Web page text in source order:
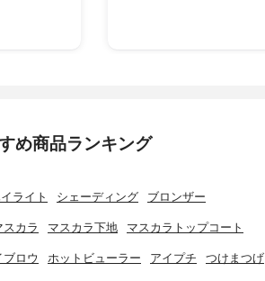
め商品ランキング
ライト シェーディング ブロンザー
スカラ マスカラ下地 マスカラトップコート
ブロウ ホットビューラー アイプチ つけまつげ